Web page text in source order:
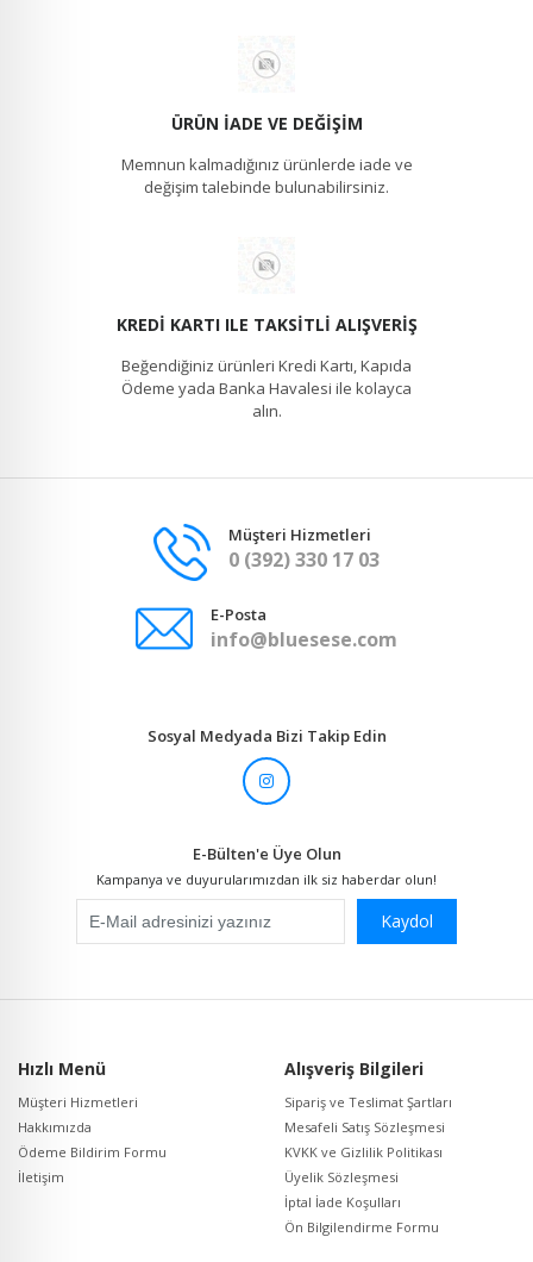
ÜRÜN İADE VE DEĞIŞIM
Memnun kalmadığınız ürünlerde iade ve
değişim talebinde bulunabilirsiniz.
KREDI KARTI ILE TAKSITLI ALIŞVERIŞ
Beğendiğiniz ürünleri Kredi Kartı, Kapıda
Ödeme yada Banka Havalesi ile kolayca
alın.
Müşteri Hizmetleri
0 (392) 330 17 03
E-Posta
info@bluesese.com
Sosyal Medyada Bizi Takip Edin
E-Bülten'e Üye Olun
Kampanya ve duyurularımızdan ilk siz haberdar olun!
Kaydol
Hızlı Menü
Müşteri Hizmetleri
Hakkımızda
Ödeme Bildirim Formu
İletişim
Alışveriş Bilgileri
Sipariş ve Teslimat Şartları
Mesafeli Satış Sözleşmesi
KVKK ve Gizlilik Politikası
Üyelik Sözleşmesi
İptal İade Koşulları
Ön Bilgilendirme Formu